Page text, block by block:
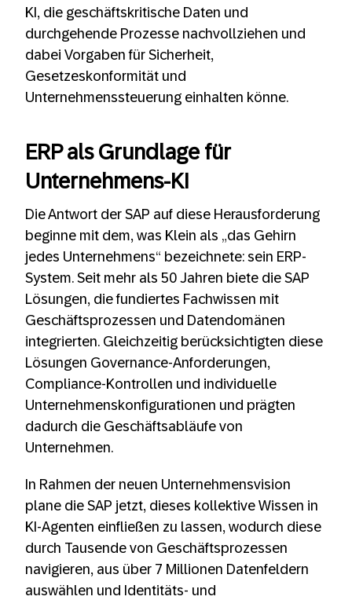
KI, die geschäftskritische Daten und
durchgehende Prozesse nachvollziehen und
dabei Vorgaben für Sicherheit,
Gesetzeskonformität und
Unternehmenssteuerung einhalten könne.
ERP als Grundlage für
Unternehmens-KI
Die Antwort der SAP auf diese Herausforderung
beginne mit dem, was Klein als „das Gehirn
jedes Unternehmens“ bezeichnete: sein ERP-
System. Seit mehr als 50 Jahren biete die SAP
Lösungen, die fundiertes Fachwissen mit
Geschäftsprozessen und Datendomänen
integrierten. Gleichzeitig berücksichtigten diese
Lösungen Governance-Anforderungen,
Compliance-Kontrollen und individuelle
Unternehmenskonfigurationen und prägten
dadurch die Geschäftsabläufe von
Unternehmen.
In Rahmen der neuen Unternehmensvision
plane die SAP jetzt, dieses kollektive Wissen in
KI-Agenten einfließen zu lassen, wodurch diese
durch Tausende von Geschäftsprozessen
navigieren, aus über 7 Millionen Datenfeldern
auswählen und Identitäts- und